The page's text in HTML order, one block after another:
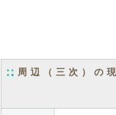
周辺（三次）の